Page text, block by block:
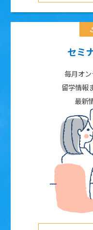
セミ
毎月オ
留学情報
最新